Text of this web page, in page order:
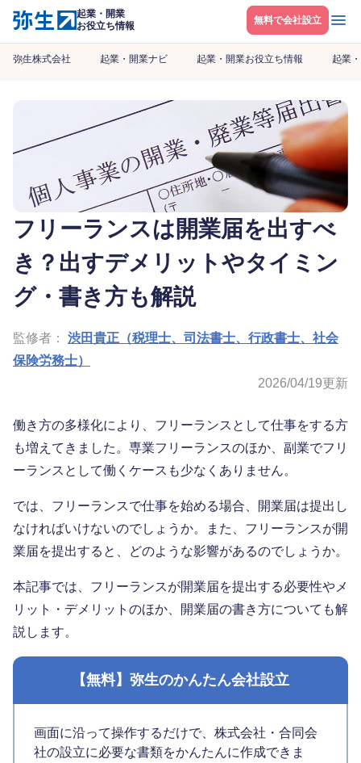
起業・開業
お役立ち情報
無料で会社設立 メニ
弥生株式会社 起業・開業ナビ 起業・開業お役立ち情報 起業
フリーランスは開業届を出すべ
き？出すデメリットやタイミン
グ・書き方も解説
監修者： 渋田貴正（税理士、司法書士、行政書士、社会
保険労務士）
2026/04/19更新
働き方の多様化により、フリーランスとして仕事をする方
も増えてきました。専業フリーランスのほか、副業でフリ
ーランスとして働くケースも少なくありません。
では、フリーランスで仕事を始める場合、開業届は提出し
なければいけないのでしょうか。また、フリーランスが開
業届を提出すると、どのような影響があるのでしょうか。
本記事では、フリーランスが開業届を提出する必要性やメ
リット・デメリットのほか、開業届の書き方についても解
説します。
【無料】弥生のかんたん会社設立
画面に沿って操作するだけで、株式会社・合同会
社の設立に必要な書類をかんたんに作成できま